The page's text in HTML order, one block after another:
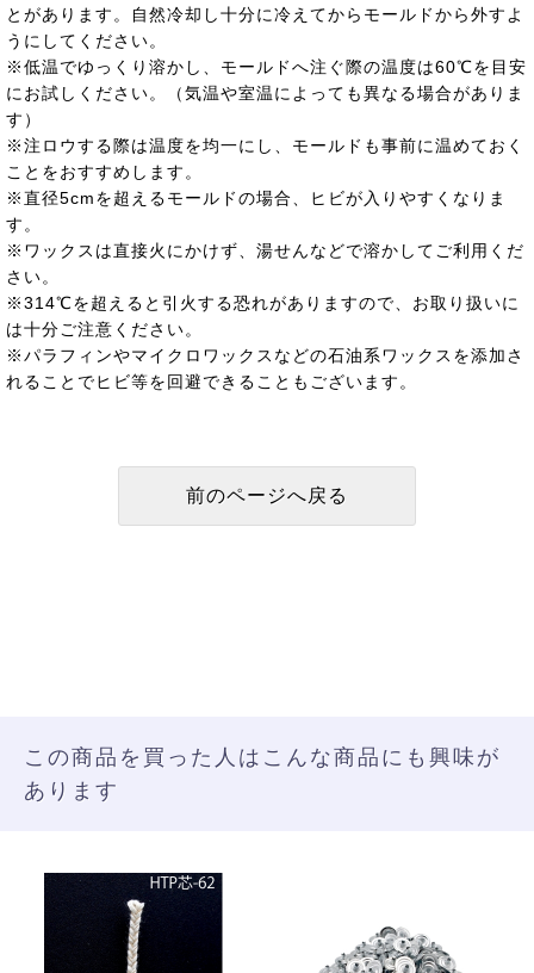
とがあります。自然冷却し十分に冷えてからモールドから外すよ
うにしてください。
※低温でゆっくり溶かし、モールドへ注ぐ際の温度は60℃を目安
にお試しください。（気温や室温によっても異なる場合がありま
す）
※注ロウする際は温度を均一にし、モールドも事前に温めておく
ことをおすすめします。
※直径5cmを超えるモールドの場合、ヒビが入りやすくなりま
す。
※ワックスは直接火にかけず、湯せんなどで溶かしてご利用くだ
さい。
※314℃を超えると引火する恐れがありますので、お取り扱いに
は十分ご注意ください。
※パラフィンやマイクロワックスなどの石油系ワックスを添加さ
れることでヒビ等を回避できることもございます。
この商品を買った人はこんな商品にも興味が
あります